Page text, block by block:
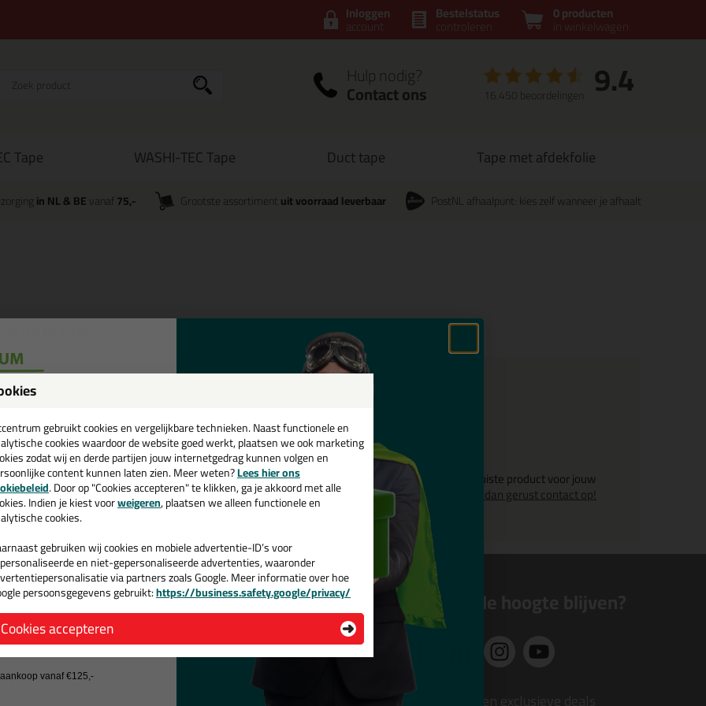
0 producten
in winkelwagen
Bestelstatus
controleren
Inloggen
account
Hulp nodig?
Contact ons 9.4
16.450 beoordelingen
Tape WASHI-TEC Tape Duct tape Tape met afdekfolie
in NL & BEvanaf 75,- Grootste assortiment uit voorraad leverbaar PostNL afhaalpunt: kies zelf wanneer je afhaalt
bij je klus!
de overzichtspagina.
Twijfel je over het juiste product voor jouw
toepassing? Neem dan gerust contact op!
ons
zijn?
bij kitcentrum.nl
Contact
Kip Tape shopis onderdeel van
Kitcentrum B.V.
Alle contactgegevens >
Altijd op de hoogte blijven?
gebruikt cookies en vergelijkbare technieken. Naast functionele en
cookies waardoor de website goed werkt, plaatsen we ook marketing
zodat wij en derde partijen jouw internetgedrag kunnen volgen en
content kunnen laten zien. Meer weten?Lees hier ons
. Door op "Cookies accepteren" te klikken, ga je akkoord met alle
Indien je kiest voorweigeren, plaatsen we alleen functionele en
cookies.
gebruiken wij cookies en mobiele advertentie-ID’s voor
en niet-gepersonaliseerde advertenties, waaronder
via partners zoals Google. Meer informatie over hoe
persoonsgegevens gebruikt:https://business.safety.google/privacy/
Cookies accepteren
💚
en ontvang een
€35,-bij je eerste bestelling!
de actiecode ›
geen cadeau
vanaf €125,-